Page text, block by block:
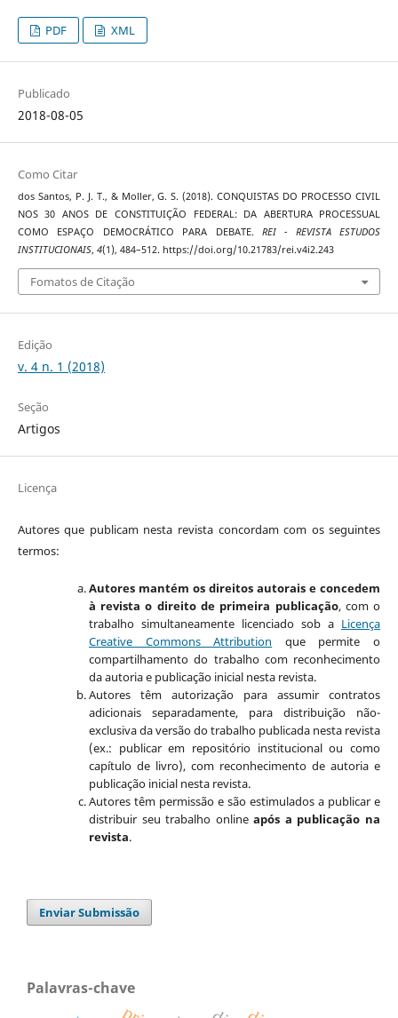
PDF XML
Publicado
2018-08-05
Como Citar
dos Santos, P. J. T., & Moller, G. S. (2018). CONQUISTAS DO PROCESSO CIVIL
NOS 30 ANOS DE CONSTITUIÇÃO FEDERAL: DA ABERTURA PROCESSUAL
COMO ESPAÇO DEMOCRÁTICO PARA DEBATE. REI - REVISTA ESTUDOS
INSTITUCIONAIS, 4(1), 484–512. https://doi.org/10.21783/rei.v4i2.243
Fomatos de Citação
Edição
v. 4 n. 1 (2018)
Seção
Artigos
Licença
Autores que publicam nesta revista concordam com os seguintes
termos:
Autores mantém os direitos autorais e concedem
à revista o direito de primeira publicação, com o
trabalho simultaneamente licenciado sob a Licença
Creative Commons Attribution que permite o
compartilhamento do trabalho com reconhecimento
da autoria e publicação inicial nesta revista.
Autores têm autorização para assumir contratos
adicionais separadamente, para distribuição não-
exclusiva da versão do trabalho publicada nesta revista
(ex.: publicar em repositório institucional ou como
capítulo de livro), com reconhecimento de autoria e
publicação inicial nesta revista.
Autores têm permissão e são estimulados a publicar e
distribuir seu trabalho onlineapós a publicação na
revista.
Enviar Submissão
Palavras-chave